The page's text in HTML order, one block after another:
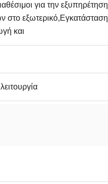
για την εξυπηρέτηση
στο
και